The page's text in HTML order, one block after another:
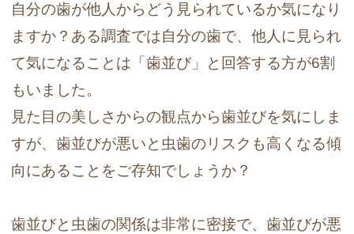
自分の歯が他人からどう見られているか気になり
ますか？ ある調査では自分の歯で、他人に見られ
て気になることは「歯並び」と回答する方が6割
もいました。
見た目の美しさからの観点から歯並びを気にしま
すが、歯並びが悪いと虫歯のリスクも高くなる傾
向にあることをご存知でしょうか？
歯並びと虫歯の関係は非常に密接で、歯並びが悪